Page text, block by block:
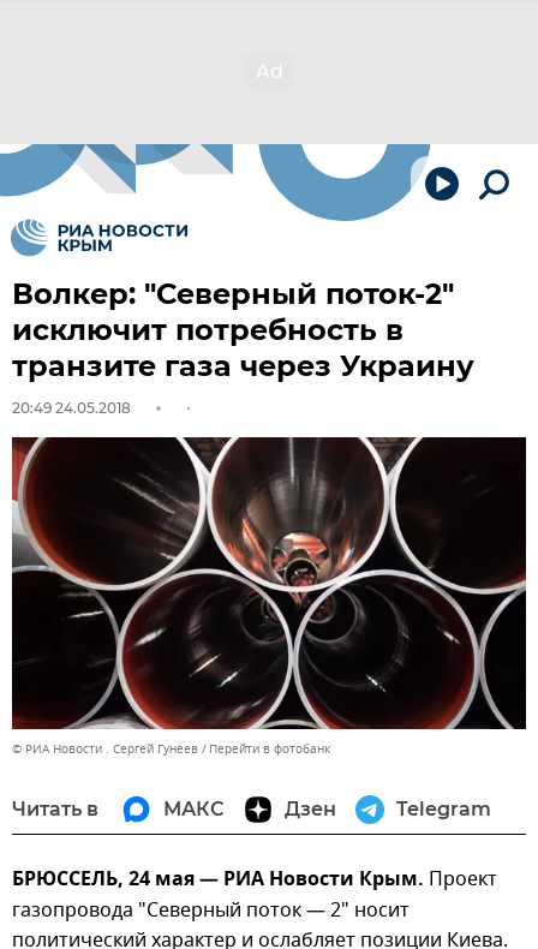
Волкер: "Северный поток-2"
исключит потребность в
транзите газа через Украину
20:49 24.05.2018
© РИА Новости . Сергей Гунеев Перейти в фотобанк
Читать в МАКС Дзен Telegram
БРЮССЕЛЬ, 24 мая — РИА Новости Крым. Проект
газопровода "Северный поток — 2" носит
политический характер и ослабляет позиции Киева.